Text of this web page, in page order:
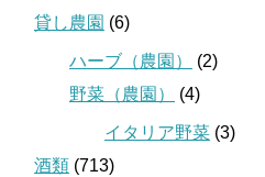
貸し農園 (6)
ハーブ（農園）
(2)
野菜（農園）
(4)
イタリア野菜 (3)
酒類 (713)